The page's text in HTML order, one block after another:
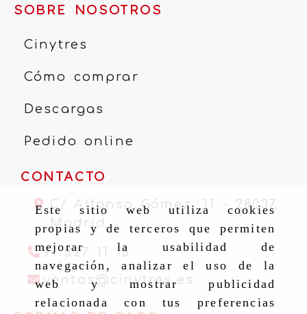
Este sitio web utiliza cookies
propias y de terceros que permiten
mejorar la usabilidad de
navegación, analizar el uso de la
web y mostrar publicidad
relacionada con tus preferencias
SOBRE NOSOTROS
Cinytres
Cómo comprar
Descargas
Pedido online
CONTACTO
C/ Alfonso Gómez, 11 - 28037,
Madrid
91 327 11 16
ventas cinytres.es ventas